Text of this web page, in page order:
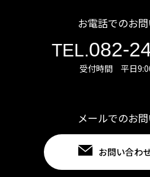
お電話でのお
TEL.082-
受付時間 平日
メールでのお
お問い合わ